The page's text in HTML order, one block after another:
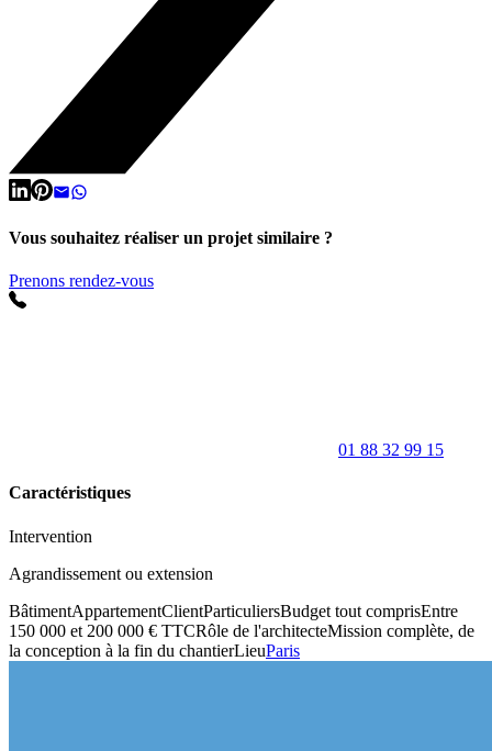
Vous souhaitez réaliser un projet similaire ?
Prenons rendez-vous
01 88 32 99 15
Caractéristiques
Intervention
Agrandissement ou extension
BâtimentAppartementClientParticuliersBudget tout comprisEntre
150 000 et 200 000 € TTCRôle de l'architecteMission complète, de
la conception à la fin du chantierLieuParis